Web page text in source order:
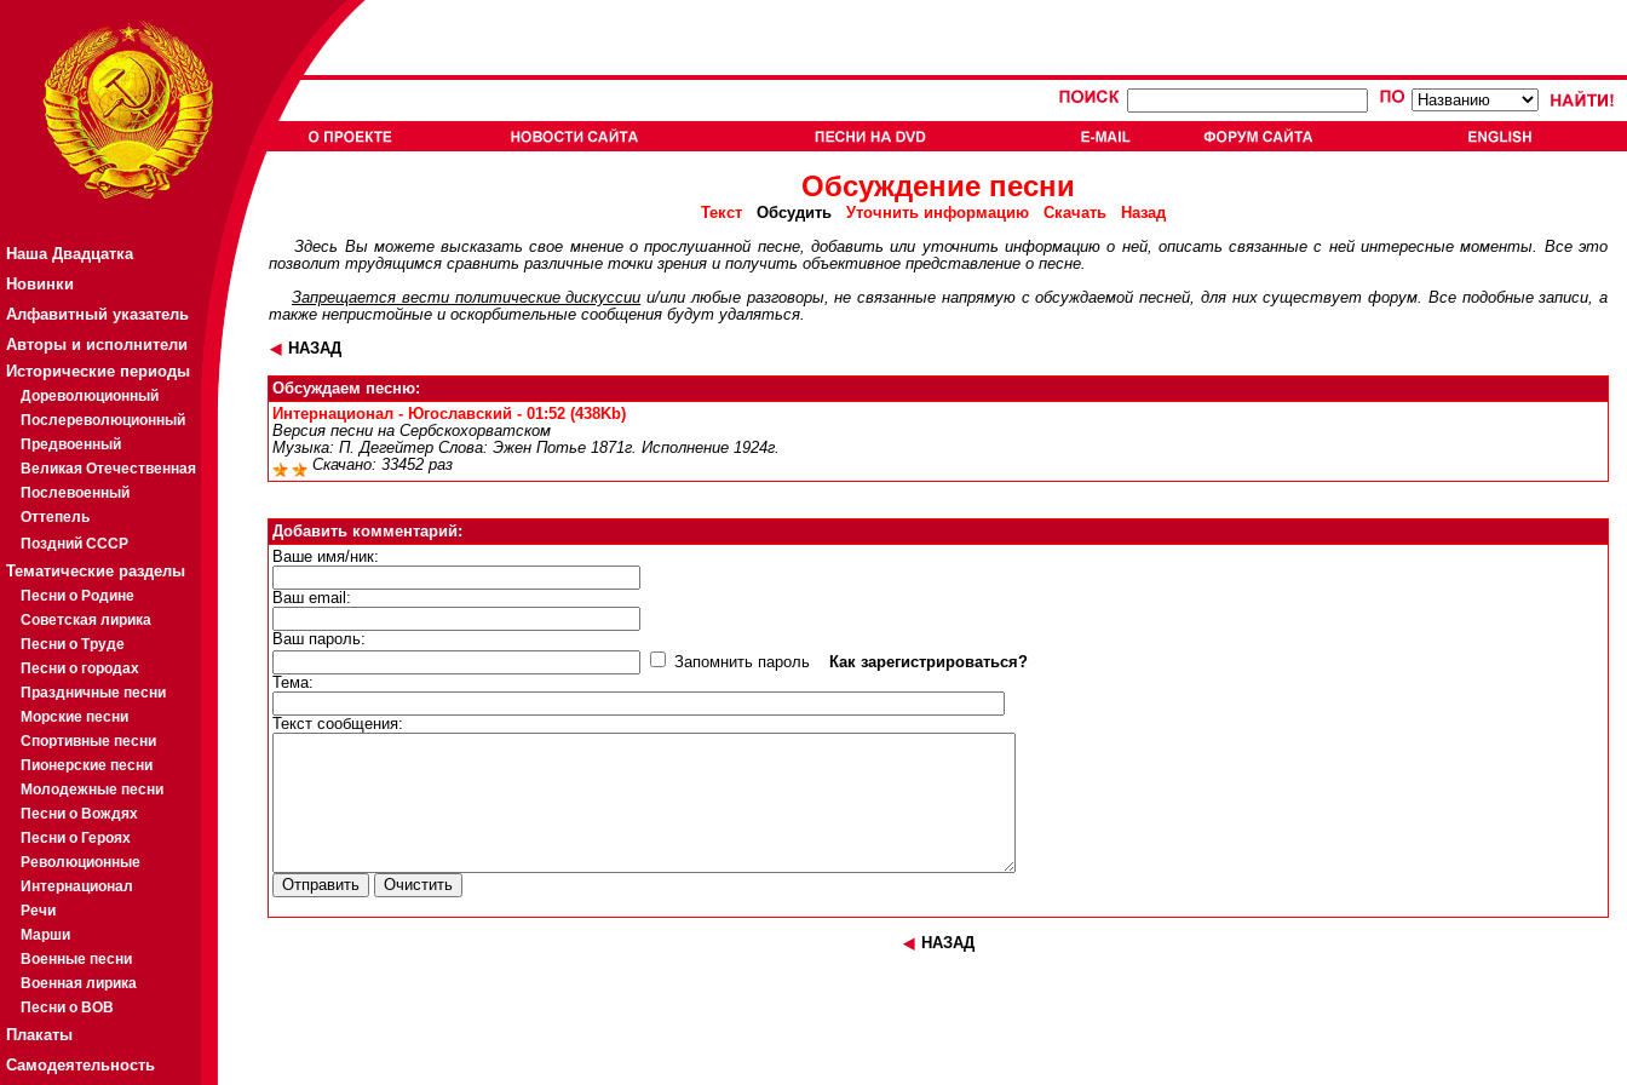
Наша Двадцатка
Новинки
Алфавитный указатель
Авторы и исполнители
Исторические периоды
Дореволюционный
Послереволюционный
Предвоенный
Великая Отечественная
Послевоенный
Оттепель
Поздний СССР
Тематические разделы
Песни о Родине
Советская лирика
Песни о Труде
Песни о городах
Праздничные песни
Морские песни
Спортивные песни
Пионерские песни
Молодежные песни
Песни о Вождях
Песни о Героях
Революционные
Интернационал
Речи
Марши
Военные песни
Военная лирика
Песни о ВОВ
Плакаты
Самодеятельность
Обсуждение песни
Текст Обсудить Уточнить информацию Скачать
Назад
Здесь Вы можете высказать свое мнение о прослушанной песне, добавить или уточнить информацию о ней, описать связанные с ней интересные моменты. Все это
позволит трудящимся сравнить различные точки зрения и получить объективное представление о песне.
Запрещается вести политические дискуcсии и/или любые разговоры, не связанные напрямую с обсуждаемой песней, для них существует форум. Все подобные записи, а
также непристойные и оскорбительные сообщения будут удаляться.
НАЗАД
Обсуждаем песню:
Интернационал - Югославский - 01:52 (438Kb)
Версия песни на Сербскохорватском
Музыка: П. Дегейтер Слова: Эжен Потье 1871г. Исполнение 1924г.
Скачано: 33452 раз
Добавить комментарий:
Ваше имя/ник:
Ваш email:
Ваш пароль:
Запомнить пароль
Как зарегистрироваться?
Тема:
Текст сообщения:
НАЗАД